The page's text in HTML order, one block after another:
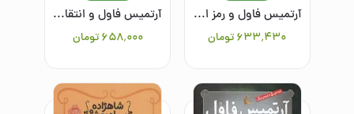
آرتمیس فاول و رمز ابدی جلد سوم
۶۳۳٬۴۳۰تومان
آرتمیس فاول و انتقام اپال (جلد چهارم آرتمیس فاول)
۶۵۸٬۰۰۰ تومان